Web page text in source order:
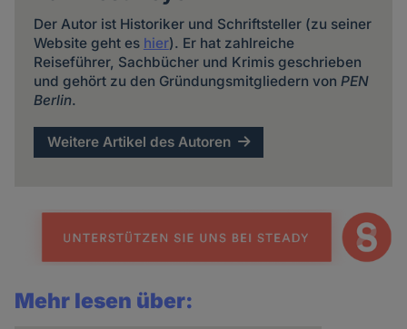
Der Autor ist Historiker und Schriftsteller (zu seiner
Website geht es hier). Er hat zahlreiche
Reiseführer, Sachbücher und Krimis geschrieben
und gehört zu den Gründungsmitgliedern von PEN
Berlin.
Weitere Artikel des Autoren
Mehr lesen über: